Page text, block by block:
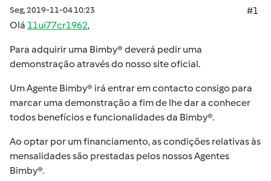
Seg, 2019-11-04 10:23
#1
Olá 11ui77cr1962,
Para adquirir uma Bimby® deverá pedir uma
demonstração através do nosso site oficial.
Um Agente Bimby® irá entrar em contacto consigo para
marcar uma demonstração a fim de lhe dar a conhecer
todos benefícios e funcionalidades da Bimby®.
Ao optar por um financiamento, as condições relativas às
mensalidades são prestadas pelos nossos Agentes
Bimby®.